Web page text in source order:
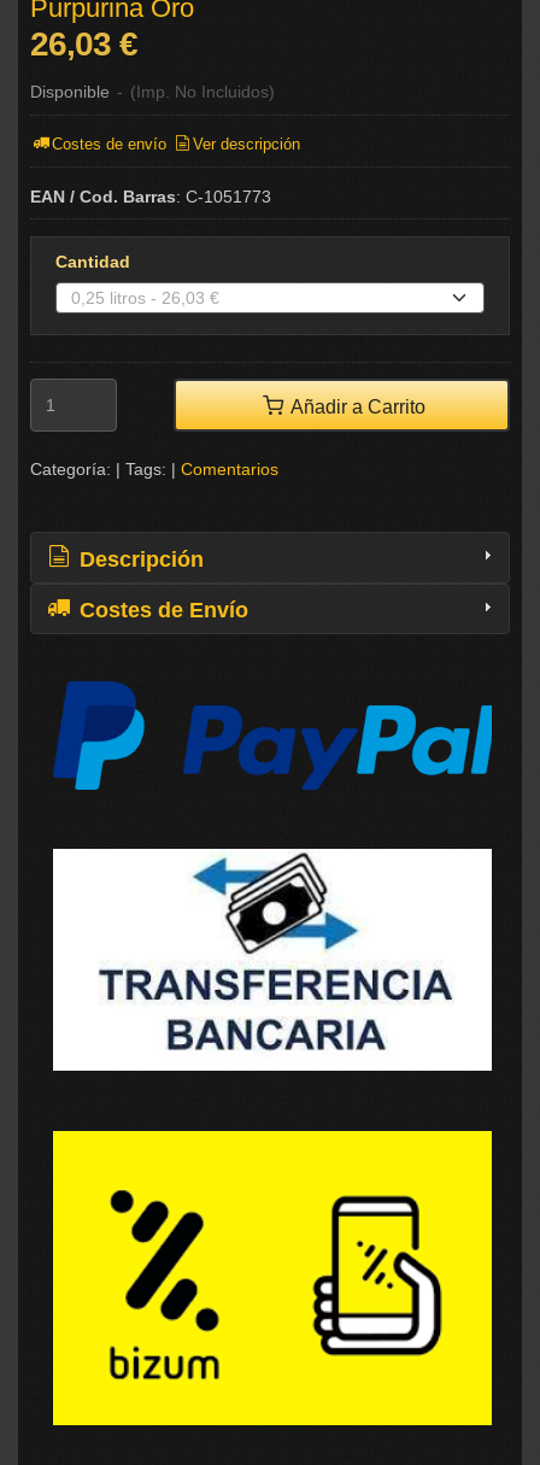
Purpurina Oro
26,03 €
Disponible - (Imp. No Incluidos)
Costes de envío Ver descripción
EAN / Cod. Barras: C-1051773
Cantidad
Añadir a Carrito
Categoría: | Tags: | Comentarios
Descripción
Costes de Envío